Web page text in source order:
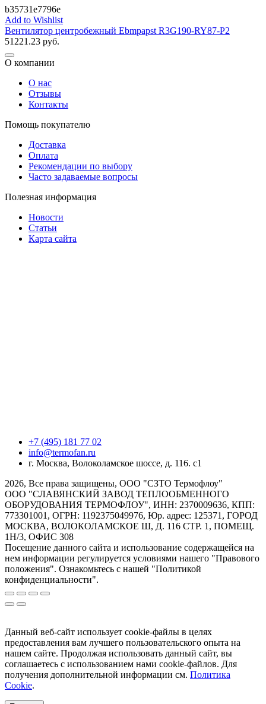
b35731e7796e
Add to Wishlist
Вентилятор центробежный Ebmpapst R3G190-RY87-P2
51221.23 руб.
О компании
О нас
Отзывы
Контакты
Помощь покупателю
Доставка
Оплата
Рекомендации по выбору
Часто задаваемые вопросы
Полезная информация
Новости
Статьи
Карта сайта
+7 (495) 181 77 02
info@termofan.ru
г. Москва, Волоколамское шоссе, д. 116. с1
2026, Все права защищены, ООО "СЗТО Термофлоу"
ООО "СЛАВЯНСКИЙ ЗАВОД ТЕПЛООБМЕННОГО
ОБОРУДОВАНИЯ ТЕРМОФЛОУ", ИНН: 2370009636, КПП:
773301001, ОГРН: 1192375049976, Юр. адрес: 125371, ГОРОД
МОСКВА, ВОЛОКОЛАМСКОЕ Ш, Д. 116 СТР. 1, ПОМЕЩ.
1Н/3, ОФИС 308
Посещение данного сайта и использование содержащейся на
нем информации регулируется условиями нашего "Правового
положения". Ознакомьтесь с нашей "Политикой
конфиденциальности".
Данный веб-сайт использует cookie-файлы в целях
предоставления вам лучшего пользовательского опыта на
нашем сайте. Продолжая использовать данный сайт, вы
соглашаетесь с использованием нами cookie-файлов. Для
получения дополнительной информации см. Политика
Cookie.